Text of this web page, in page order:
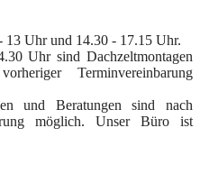
13 Uhr und 14.30 - 17.15 Uhr.
Uhr sind Dachzeltmontagen
Terminvereinbarung
und Beratungen sind nach
möglich. Unser Büro ist